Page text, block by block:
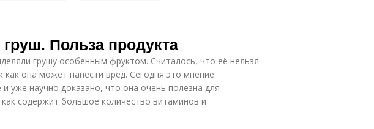
Польза продукта
грушу особенным фруктом. Считалось, что её нельзя
она может нанести вред. Сегодня это мнение
уже научно доказано, что она очень полезна для
содержит большое количество витаминов и